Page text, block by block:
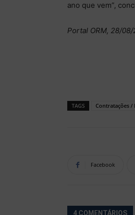
ano que vem”,
Portal ORM, 28/08/
TAGS Contratações /
Facebook
4 COMENTÁRIOS